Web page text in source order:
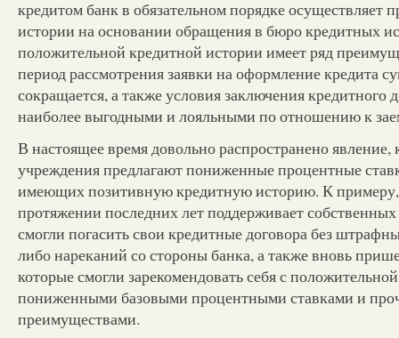
кредитом банк в обязательном порядке осуществляет
истории на основании обращения в бюро кредитных
положительной кредитной истории имеет ряд
период рассмотрения заявки на оформление кредита
сокращается, а также условия заключения кредитного
наиболее выгодными и лояльными по отношению к
В настоящее время довольно распространено явление,
учреждения предлагают пониженные процентные
имеющих позитивную кредитную историю. К
протяжении последних лет поддерживает
смогли погасить свои кредитные договора без
либо нареканий со стороны банка, а также вновь
которые смогли зарекомендовать себя с
пониженными базовыми процентными ставками и
преимуществами.